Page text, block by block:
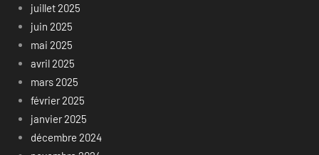
juillet 2025
juin 2025
mai 2025
avril 2025
mars 2025
février 2025
janvier 2025
décembre 2024